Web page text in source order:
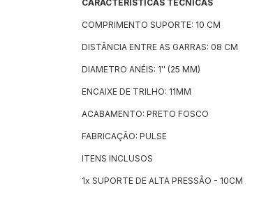
CARACTERÍSTICAS TÉCNICAS
COMPRIMENTO SUPORTE: 10 CM
DISTÂNCIA ENTRE AS GARRAS: 08 CM
DIAMETRO ANÉIS: 1'' (25 MM)
ENCAIXE DE TRILHO: 11MM
ACABAMENTO: PRETO FOSCO
FABRICAÇÃO: PULSE
ITENS INCLUSOS
1x SUPORTE DE ALTA PRESSÃO - 10CM